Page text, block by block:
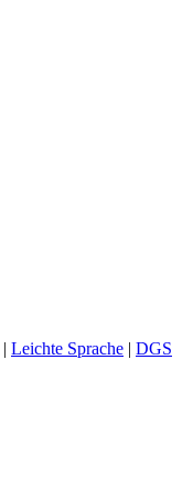
| Leichte Sprache | DGS